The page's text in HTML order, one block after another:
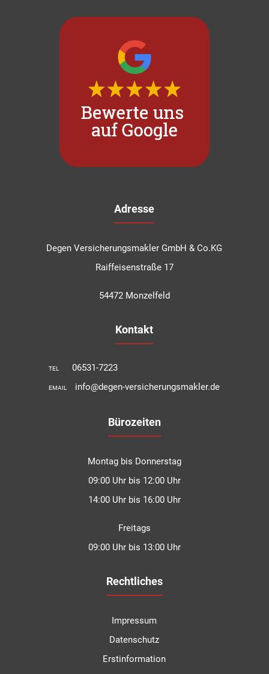
Adresse
Degen Versicherungsmakler GmbH & Co.KG
Raiffeisenstraße 17
54472 Monzelfeld
Kontakt
TEL 06531-7223
EMAIL info@degen-versicherungsmakler.de
Bürozeiten
Montag bis Donnerstag
09:00 Uhr bis 12:00 Uhr
14:00 Uhr bis 16:00 Uhr
Freitags
09:00 Uhr bis 13:00 Uhr
Rechtliches
Impressum
Datenschutz
Erstinformation